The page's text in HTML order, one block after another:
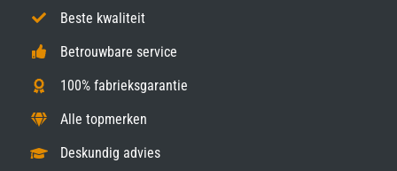
Beste kwaliteit
Betrouwbare service
100% fabrieksgarantie
Alle topmerken
Deskundig advies